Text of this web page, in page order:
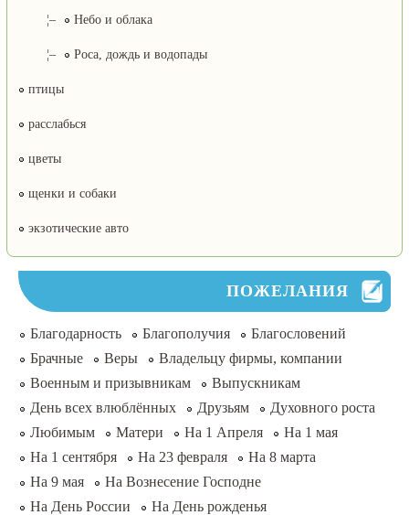
¦– Небо и облака
¦– Роса, дождь и водопады
птицы
расслабься
цветы
щенки и собаки
экзотические авто
ПОЖЕЛАНИЯ
Благодарность Благополучия
Благословений
Брачные
Веры
Владельцу фирмы, компании
Военным и призывникам
Выпускникам
День всех влюблённых
Друзьям
Духовного роста
Любимым
Матери На 1 Апреля
На 1 мая
На 1 сентября
На 23 февраля
На 8 марта
На 9 мая
На Вознесение Господне
На День России
На День рожденья